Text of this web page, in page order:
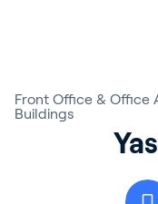
Front Office & Office
Buildings